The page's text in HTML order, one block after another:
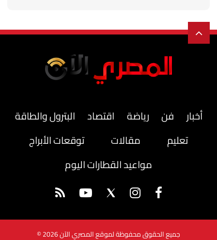
أخبار فن رياضة اقتصاد
البترول والطاقة
تعليم
مقالات
توقعات الأبراج
مواعيد القطارات اليوم
جميع الحقوق محفوظة لموقع المصري الآن 2026 ©